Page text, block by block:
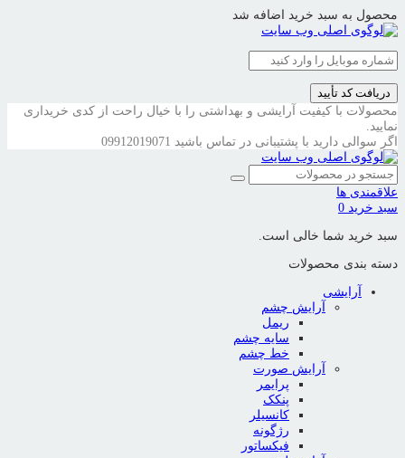
محصول به سبد خرید اضافه شد
دریافت کد تأیید
محصولات با کیفیت آرایشی و بهداشتی را با خیال راحت از کدی خریداری
نمایید.
اگر سوالی دارید با پشتیبانی در تماس باشید 09912019071
علاقمندی ها
سبد خرید 0
سبد خرید شما خالی است.
دسته بندی محصولات
آرایشی
آرایش چشم
ریمل
سایه چشم
خط چشم
آرایش صورت
پرایمر
پنکک
کانسیلر
رژگونه
فیکساتور